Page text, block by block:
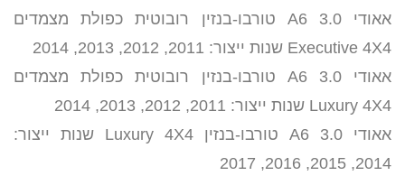
אאודי A6 3.0 טורבו-בנזין רובוטית כפולת מצמדים
Executive 4X4 שנות ייצור: 2011, 2012, 2013, 2014
אאודי A6 3.0 טורבו-בנזין רובוטית כפולת מצמדים
Luxury 4X4 שנות ייצור: 2011, 2012, 2013, 2014
אאודי A6 3.0 טורבו-בנזין Luxury 4X4 שנות ייצור:
2014, 2015, 2016, 2017